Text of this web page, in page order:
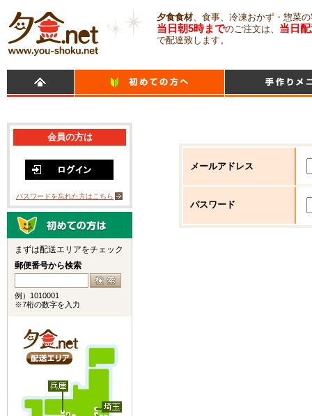
夕食食材、食事、冷凍おかず・惣菜
当日朝5時までのご注文は、 当日
で配達致します。
メールアドレス
パスワード
会員の方は
パスワードを忘れた方はこちら
まずは配送エリアをチェック
郵便番号から検索
例）1010001
※7桁の数字を入力